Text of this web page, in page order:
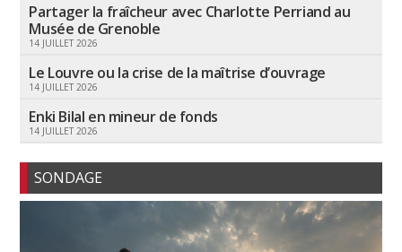
Partager la fraîcheur avec Charlotte Perriand au
Musée de Grenoble
14 JUILLET 2026
Le Louvre ou la crise de la maîtrise d’ouvrage
14 JUILLET 2026
Enki Bilal en mineur de fonds
14 JUILLET 2026
SONDAGE